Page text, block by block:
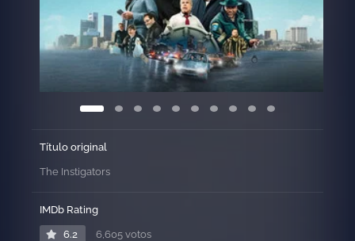
Título original
The Instigators
IMDb Rating
6.2 6,605 votos